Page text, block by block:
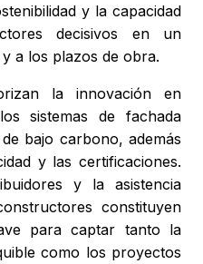
y la capacidad
decisivos en un
a los plazos de obra.
la innovación en
sistemas de fachada
bajo carbono, además
y las certificaciones.
y la asistencia
constituyen
para captar tanto la
como los proyectos